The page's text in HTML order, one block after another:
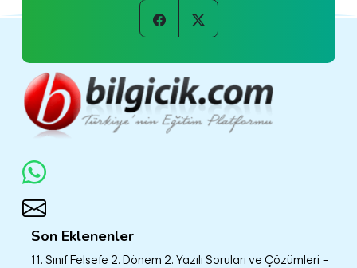
Son Eklenenler
11. Sınıf Felsefe 2. Dönem 2. Yazılı Soruları ve Çözümleri –